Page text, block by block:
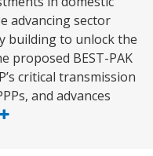
advancing sector
building to unlock the
proposed BEST-PAK
critical transmission
and advances